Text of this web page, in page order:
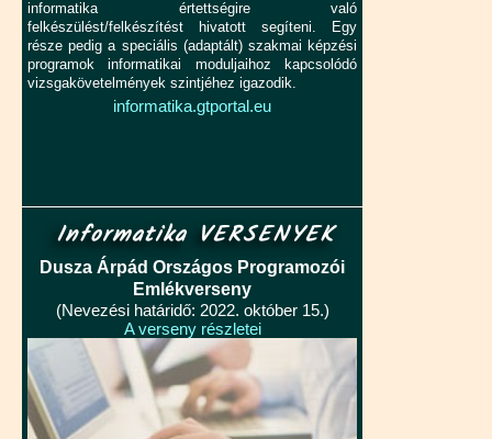
informatika értettségire való
felkészülést/felkészítést hivatott segíteni. Egy
része pedig a speciális (adaptált) szakmai képzési
programok informatikai moduljaihoz kapcsolódó
vizsgakövetelmények szintjéhez igazodik.
informatika.gtportal.eu
Informatika VERSENYEK
Dusza Árpád Országos Programozói
Emlékverseny
(Nevezési határidő: 2022. október 15.)
A verseny részletei